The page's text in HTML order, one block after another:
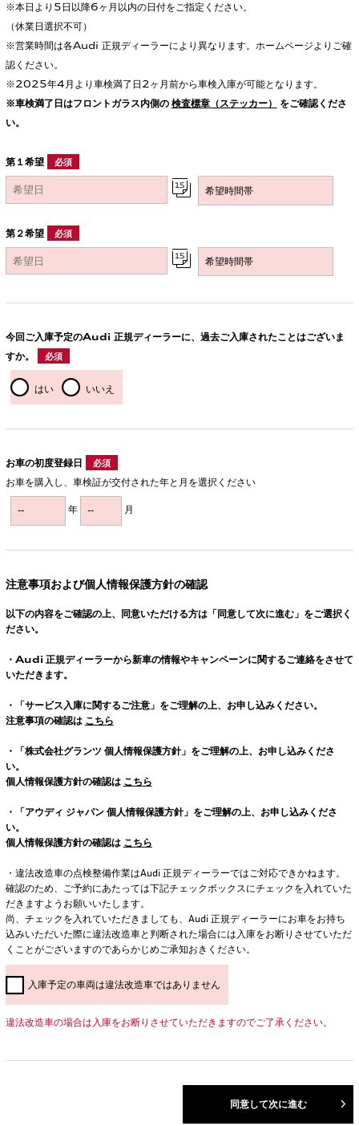
※本日より5日以降6ヶ月以内の日付をご指定ください。
（休業日選択不可）
※営業時間は各Audi 正規ディーラーにより異なります。ホームページよりご確
認ください。
※2025年4月より車検満了日2ヶ月前から車検入庫が可能となります。
※車検満了日はフロントガラス内側の 検査標章（ステッカー）
をご確認くださ
い。
第１希望 必須
第２希望 必須
今回ご入庫予定のAudi 正規ディーラーに、過去ご入庫されたことはございま
すか。
必須
はい いいえ
お車の初度登録日 必須
お車を購入し、車検証が交付された年と月を選択ください
年 月
注意事項および個人情報保護方針の確認
以下の内容をご確認の上、同意いただける方は「同意して次に進む」をご選択く
ださい。
・ Audi 正規ディーラーから新車の情報やキャンペーンに関するご連絡をさせて
いただきます。
・「サービス入庫に関するご注意」をご理解の上、お申し込みください。
注意事項の確認は こちら
・「株式会社グランツ 個人情報保護方針」をご理解の上、お申し込みくださ
い。
個人情報保護方針の確認は こちら
・「アウディ ジャパン 個人情報保護方針」をご理解の上、お申し込みくださ
い。
個人情報保護方針の確認は こちら
・違法改造車の点検整備作業はAudi 正規ディーラーではご対応できかねます。
確認のため、ご予約にあたっては下記チェックボックスにチェックを入れていた
だきますようお願いいたします。
尚、チェックを入れていただきましても、Audi 正規ディーラーにお車をお持ち
込みいただいた際に違法改造車と判断された場合には入庫をお断りさせていただ
くことがございますのであらかじめご承知おきください。
入庫予定の車両は違法改造車ではありません
違法改造車の場合は入庫をお断りさせていただきますのでご了承ください。
同意して次に進む